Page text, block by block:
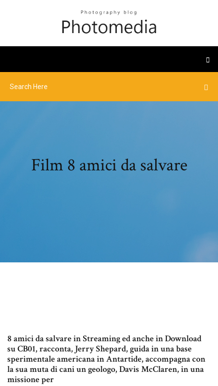
Film 8 amici da salvare
8 amici da salvare in Streaming ed anche in Download
su CB01, racconta, Jerry Shepard, guida in una base
sperimentale americana in Antartide, accompagna con
la sua muta di cani un geologo, Davis McClaren, in una
missione per